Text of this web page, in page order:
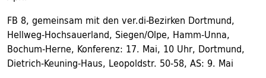
FB 8, gemeinsam mit den ver.di-Bezirken Dortmund,
Hellweg-Hochsauerland, Siegen/Olpe, Hamm-Unna,
Bochum-Herne, Konferenz: 17. Mai, 10 Uhr, Dortmund,
Dietrich-Keuning-Haus, Leopoldstr. 50-58, AS: 9. Mai